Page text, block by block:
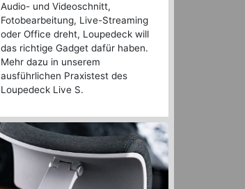
Audio- und Videoschnitt,
Fotobearbeitung, Live-Streaming
oder Office dreht, Loupedeck will
das richtige Gadget dafür haben.
Mehr dazu in unserem
ausführlichen Praxistest des
Loupedeck Live S.